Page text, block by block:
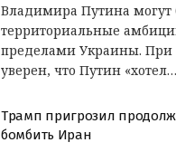
Владимира Путина могут
территориальные
пределами Украины. При
уверен, что Путин «хотел…
Трамп пригрозил
бомбить Иран